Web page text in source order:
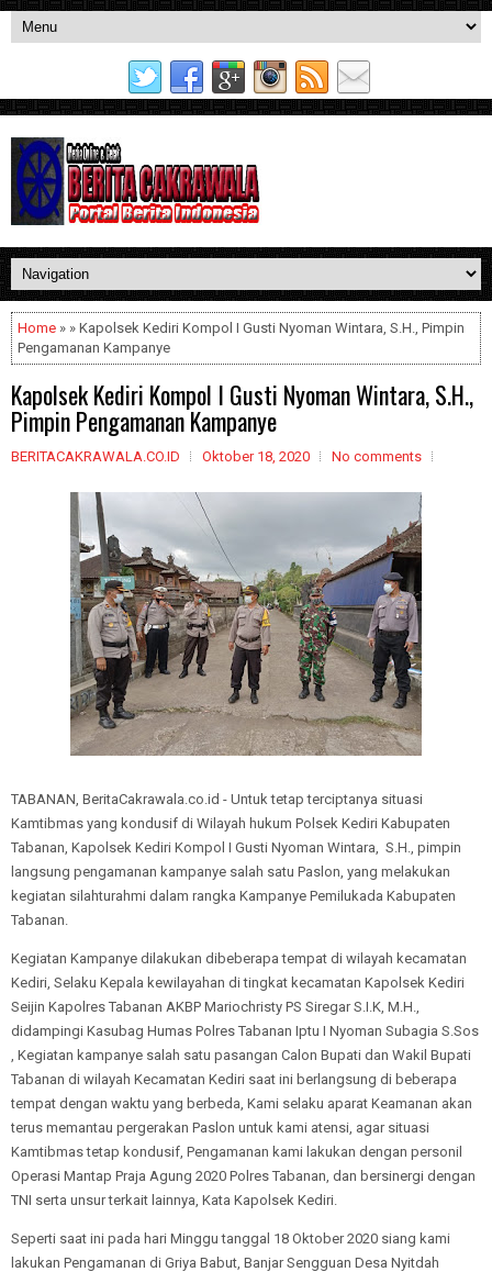
Home » » Kapolsek Kediri Kompol I Gusti Nyoman Wintara, S.H., Pimpin
Pengamanan Kampanye
Kapolsek Kediri Kompol I Gusti Nyoman Wintara, S.H.,
Pimpin Pengamanan Kampanye
BERITACAKRAWALA.CO.ID Oktober 18, 2020 No comments
TABANAN, BeritaCakrawala.co.id - Untuk tetap terciptanya situasi
Kamtibmas yang kondusif di Wilayah hukum Polsek Kediri Kabupaten
Tabanan, Kapolsek Kediri Kompol I Gusti Nyoman Wintara, S.H., pimpin
langsung pengamanan kampanye salah satu Paslon, yang melakukan
kegiatan silahturahmi dalam rangka Kampanye Pemilukada Kabupaten
Tabanan.
Kegiatan Kampanye dilakukan dibeberapa tempat di wilayah kecamatan
Kediri, Selaku Kepala kewilayahan di tingkat kecamatan Kapolsek Kediri
Seijin Kapolres Tabanan AKBP Mariochristy PS Siregar S.I.K, M.H.,
didampingi Kasubag Humas Polres Tabanan Iptu I Nyoman Subagia S.Sos
, Kegiatan kampanye salah satu pasangan Calon Bupati dan Wakil Bupati
Tabanan di wilayah Kecamatan Kediri saat ini berlangsung di beberapa
tempat dengan waktu yang berbeda, Kami selaku aparat Keamanan akan
terus memantau pergerakan Paslon untuk kami atensi, agar situasi
Kamtibmas tetap kondusif, Pengamanan kami lakukan dengan personil
Operasi Mantap Praja Agung 2020 Polres Tabanan, dan bersinergi dengan
TNI serta unsur terkait lainnya, Kata Kapolsek Kediri.
Seperti saat ini pada hari Minggu tanggal 18 Oktober 2020 siang kami
lakukan Pengamanan di Griya Babut, Banjar Sengguan Desa Nyitdah